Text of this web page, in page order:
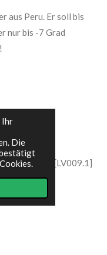
Ihr
Die
aus Peru. Er soll bis
nur bis -7 Grad
Peru 4356 m [LV009.1]
Schäden